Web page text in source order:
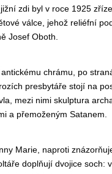
zdi byl v roce 1925
válce, jehož reliéfní
Josef Oboth.
chrámu, po
presbytáře stojí na
mezi nimi skulptura
a přemoženým Satanem.
Marie, naproti
doplňují dvojice soch: